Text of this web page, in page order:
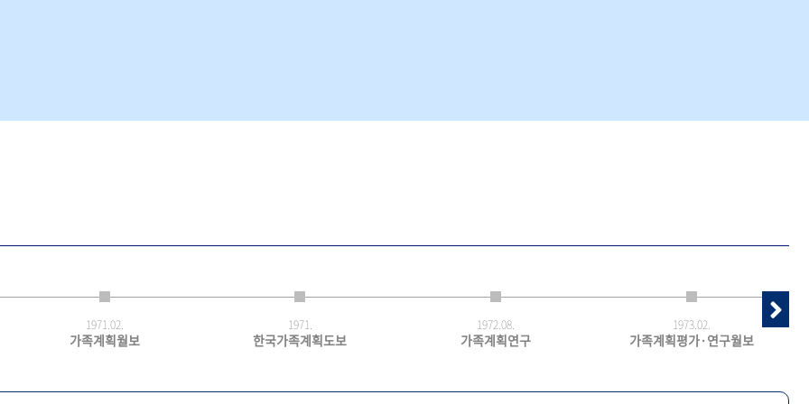
1971.02.
가족계획월보
1971.
한국가족계획도보
1972.08.
가족계획연구
1973.02.
가족계획평가·연구월보